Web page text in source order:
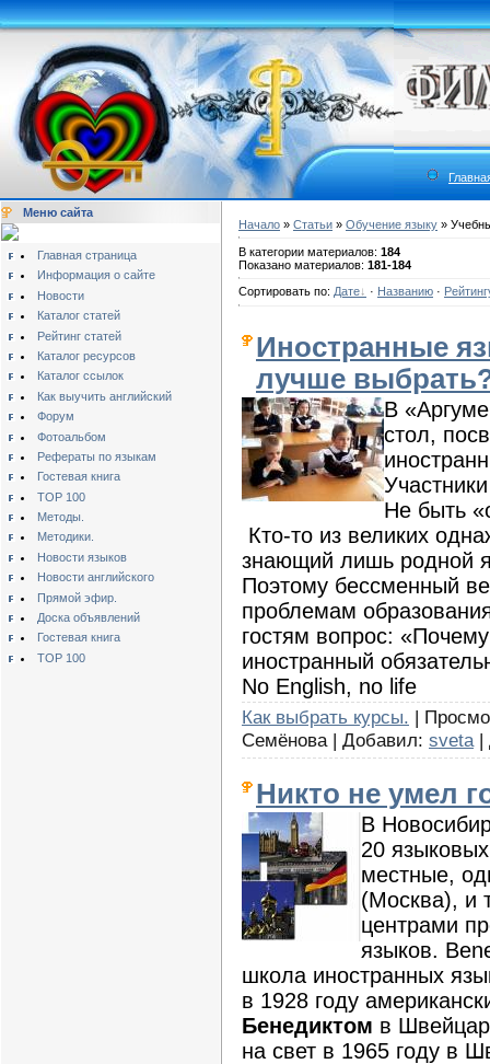
Меню сайта
Главная страница
Информация о сайте
Новости
Каталог статей
Рейтинг статей
Каталог ресурсов
Каталог ссылок
Как выучить английский
Форум
Фотоальбом
Рефераты по языкам
Гостевая книга
TOP 100
Методы.
Методики.
Новости языков
Новости английского
Прямой эфир.
Доска объявлений
Гостевая книга
TOP 100
Начало » Статьи » Обучение языку »
В категории материалов: 184
Показано материалов: 181-184
Сортировать по: Дате · Названию ·
Иностранные
лучше
В
стол,
Не быть
Кто-то из великих
знающий лишь родной
Поэтому бессменный
проблемам
гостям вопрос: «Почему
иностранный
No English, no life
Как выбрать курсы. |
Семёнова | Добавил: sveta |
Никто не умел
В
20
местные,
(Москва), и
центрами
языков.
школа иностранных
в 1928 году
Бенедиктом в
на свет в 1965 году в